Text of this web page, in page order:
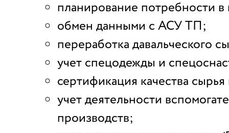
планирование потребности в
обмен данными с АСУ ТП;
переработка давальческого
учет спецодежды и
сертификация качества
учет деятельности
производств;